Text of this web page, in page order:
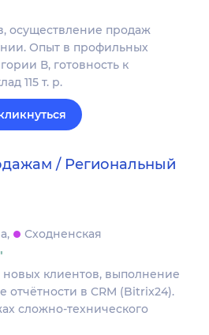
осуществление продаж
Опыт в профильных
В, готовность к
115 т. р.
/ Региональный
Сходненская
клиентов, выполнение
отчётности в CRM (Bitrix24).
сложно-технического